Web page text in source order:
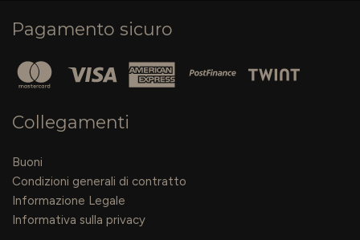
Pagamento sicuro
Collegamenti
Buoni
Condizioni generali di contratto
Informazione Legale
Informativa sulla privacy